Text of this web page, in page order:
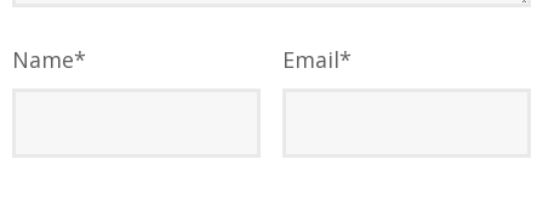
Name* Email*